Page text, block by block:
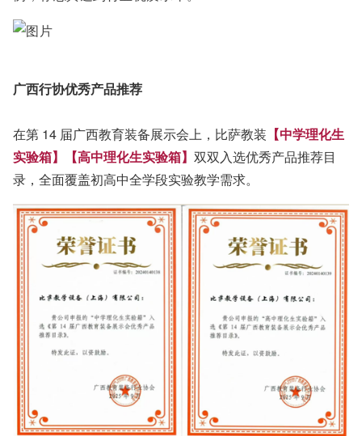
广西行协优秀产品推荐
在第 14 届广西教育装备展示会上，比萨教装 【中学理化生
实验箱】【高中理化生实验箱】 双双入选优秀产品推荐目
录，全面覆盖初高中全学段实验教学需求。